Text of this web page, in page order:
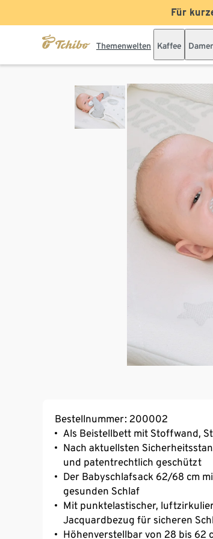
Für
Themenwelten Kaffee
Bestellnummer: 200002
Als Beistellbett mit Stoffwand,
Nach aktuellsten
und patentrechtlich geschützt
Der Babyschlafsack 62/68 cm
gesunden Schlaf
Mit punktelastischer,
Jacquardbezug für sicheren
Höhenverstellbar von 28 bis 62